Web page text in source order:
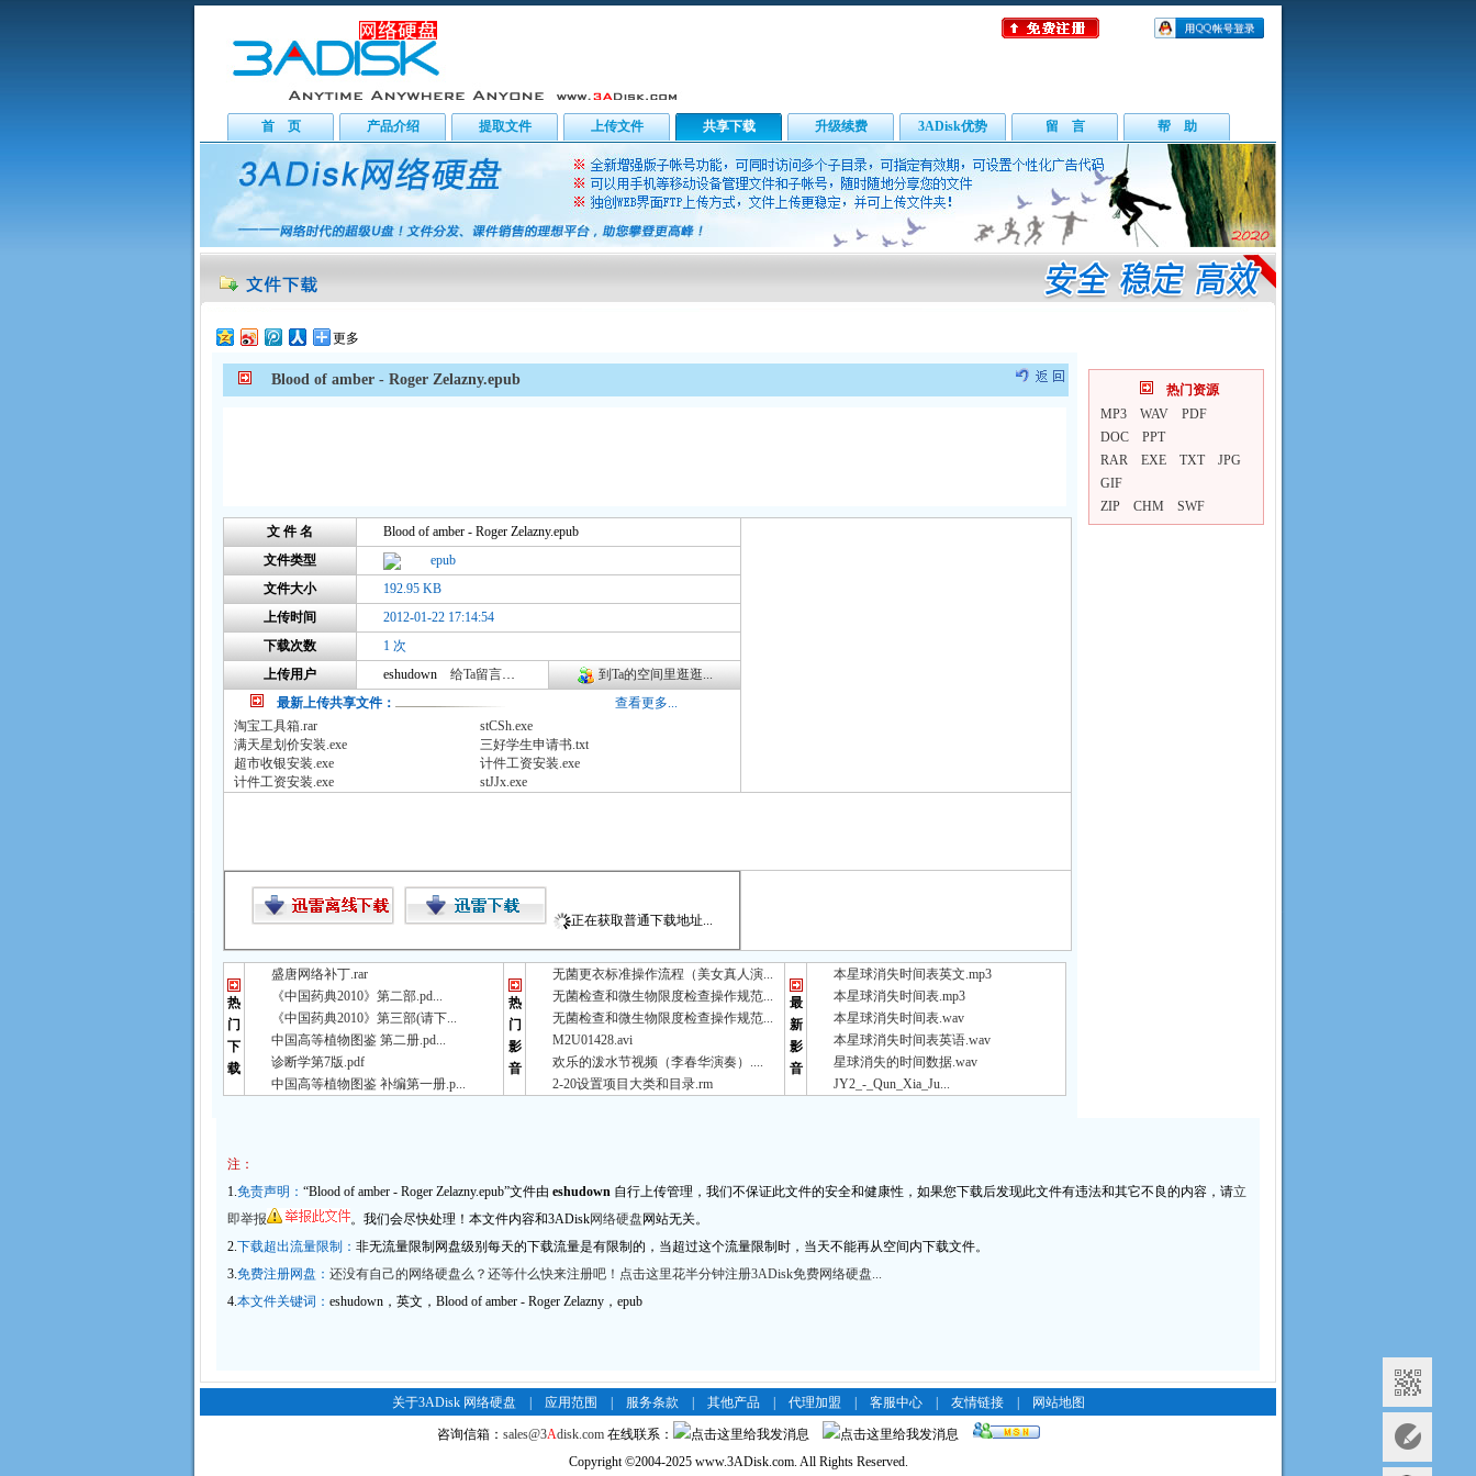
首 页 产品介绍 提取文件 上传文件 共享下载 升级续费 3ADisk优势 留 言 帮 助
更多
Blood of amber - Roger Zelazny.epub
文 件 名
Blood of amber - Roger Zelazny.epub
文件类型
epub
文件大小
192.95 KB
上传时间
2012-01-22 17:14:54
下载次数
1 次
上传用户
eshudown 给Ta留言咨询
到Ta的空间里逛逛...
最新上传共享文件：
查看更多...
淘宝工具箱.rar
stCSh.exe
满天星划价安装.exe
三好学生申请书.txt
超市收银安装.exe
计件工资安装.exe
计件工资安装.exe
stJJx.exe
正在获取普通下载地址...
热
门
下
载
盛唐网络补丁.rar
《中国药典2010》第二部.pd...
《中国药典2010》第三部(请下...
中国高等植物图鉴 第二册.pd...
诊断学第7版.pdf
中国高等植物图鉴 补编第一册.p...
热
门
影
音
无菌更衣标准操作流程（美女真人演...
无菌检查和微生物限度检查操作规范...
无菌检查和微生物限度检查操作规范...
M2U01428.avi
欢乐的泼水节视频（李春华演奏）....
2-20设置项目大类和目录.rm
最
新
影
音
本星球消失时间表英文.mp3
本星球消失时间表.mp3
本星球消失时间表.wav
本星球消失时间表英语.wav
星球消失的时间数据.wav
JY2_-_Qun_Xia_Ju...
热门资源
MP3
WAV
PDF
DOC
PPT
RAR
EXE TXT
JPG
GIF
ZIP
CHM SWF
注：
1.免责声明：“Blood of amber - Roger Zelazny.epub”文件由eshudown 自行上传管理，我们不保证此文件的安全和健康性，如果您下载后发现此文件有违法和其它不良的内容，请立
即举报
。我们会尽快处理！本文件内容和3ADisk网络硬盘 网站无关。
2.下载超出流量限制：非无流量限制网盘级别每天的下载流量是有限制的，当超过这个流量限制时，当天不能再从空间内下载文件。
3.免费注册网盘：还没有自己的网络硬盘么？还等什么快来注册吧！点击这里花半分钟注册3ADisk免费网络硬盘...
4.本文件关键词：eshudown，英文，Blood of amber - Roger Zelazny，epub
关于3ADisk 网络硬盘 应用范围 服务条款 其他产品| 代理加盟 客服中心| 友情链接| 网站地图
咨询信箱： sales@3Adisk.com在线联系：
Copyright©2004-2025 www.3ADisk.com. All Rights Reserved.